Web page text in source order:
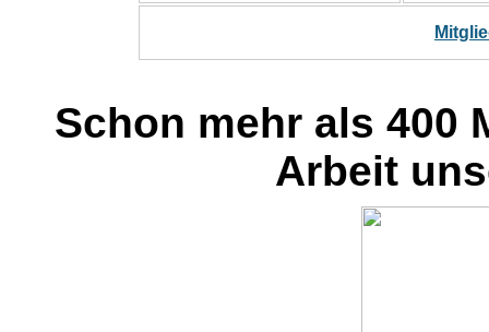
Schon mehr als 400
Arbeit